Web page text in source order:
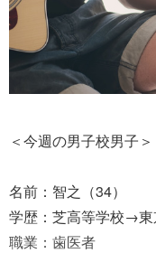
＜今週の男子校男子＞
名前：智之（34）
学歴：芝高等学校→
職業：歯医者